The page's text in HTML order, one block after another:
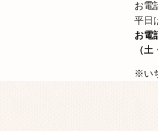
お電
平日
お電
（
※い